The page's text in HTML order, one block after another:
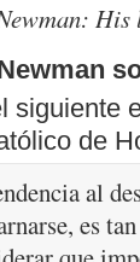
siguiente
de
al
es